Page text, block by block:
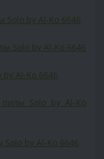
Solo by Al-Ko 6646
Solo by Al-Ko 6646
Al-Ko 6646
Solo by Al-Ko
by Al-Ko 6646